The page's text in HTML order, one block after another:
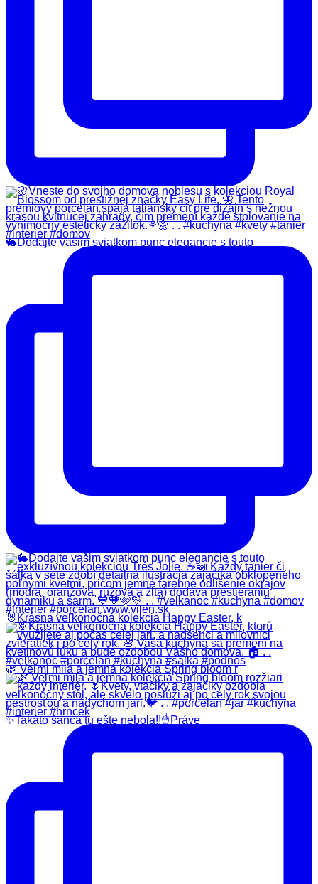
🐇Dodajte vašim sviatkom punc elegancie s touto
🐰Krásna veľkonočná kolekcia Happy Easter, k
🌿 Veľmi milá a jemná kolekcia Spring bloom r
✨️Takáto šanca tu ešte nebola!!☝️Práve